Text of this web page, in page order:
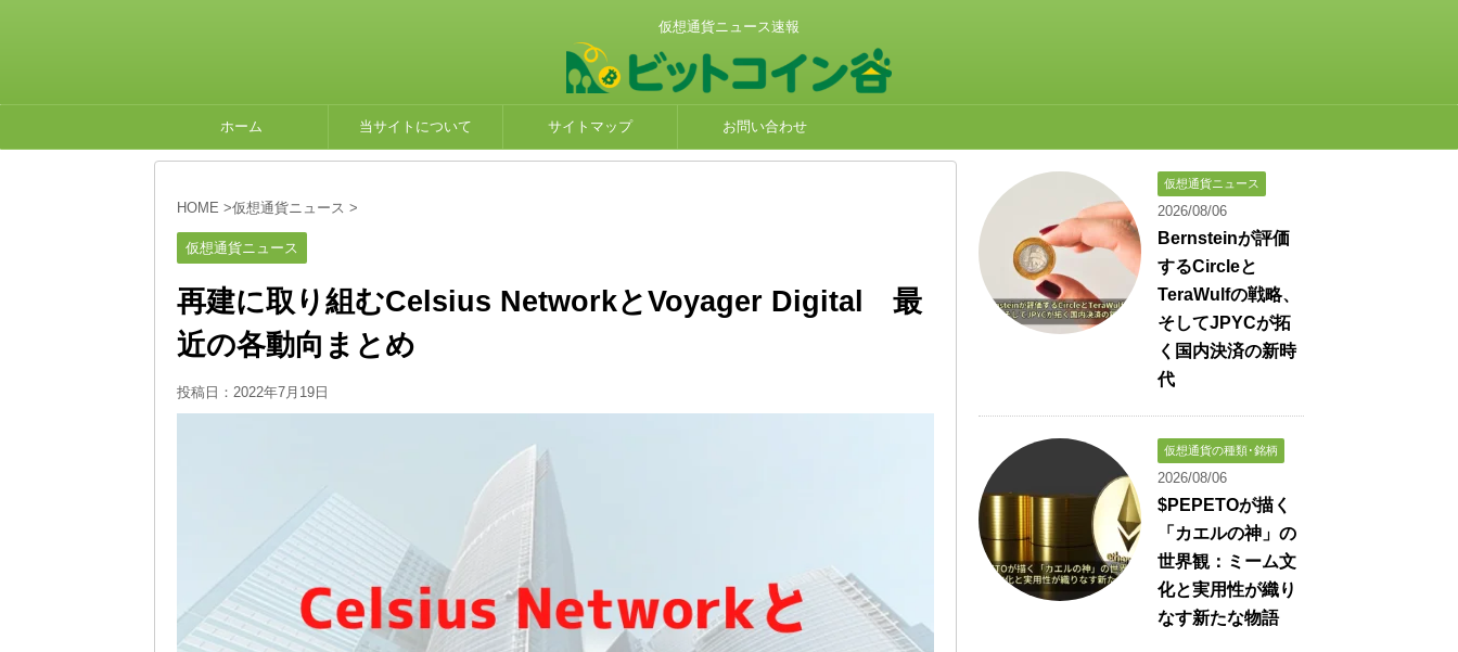
仮想通貨ニュース速報
ホーム 当サイトについて サイトマップ お問い合わせ
HOME >仮想通貨ニュース >
仮想通貨ニュース
再建に取り組むCelsius NetworkとVoyager Digital 最
近の各動向まとめ
投稿日： 2022年7月19日
仮想通貨ニュース
2026/08/06
Bernsteinが評価
するCircleと
TeraWulfの戦略、
そしてJPYCが拓
く国内決済の新時
代
仮想通貨の種類･銘柄
2026/08/06
$PEPETOが描く
「カエルの神」の
世界観：ミーム文
化と実用性が織り
なす新たな物語